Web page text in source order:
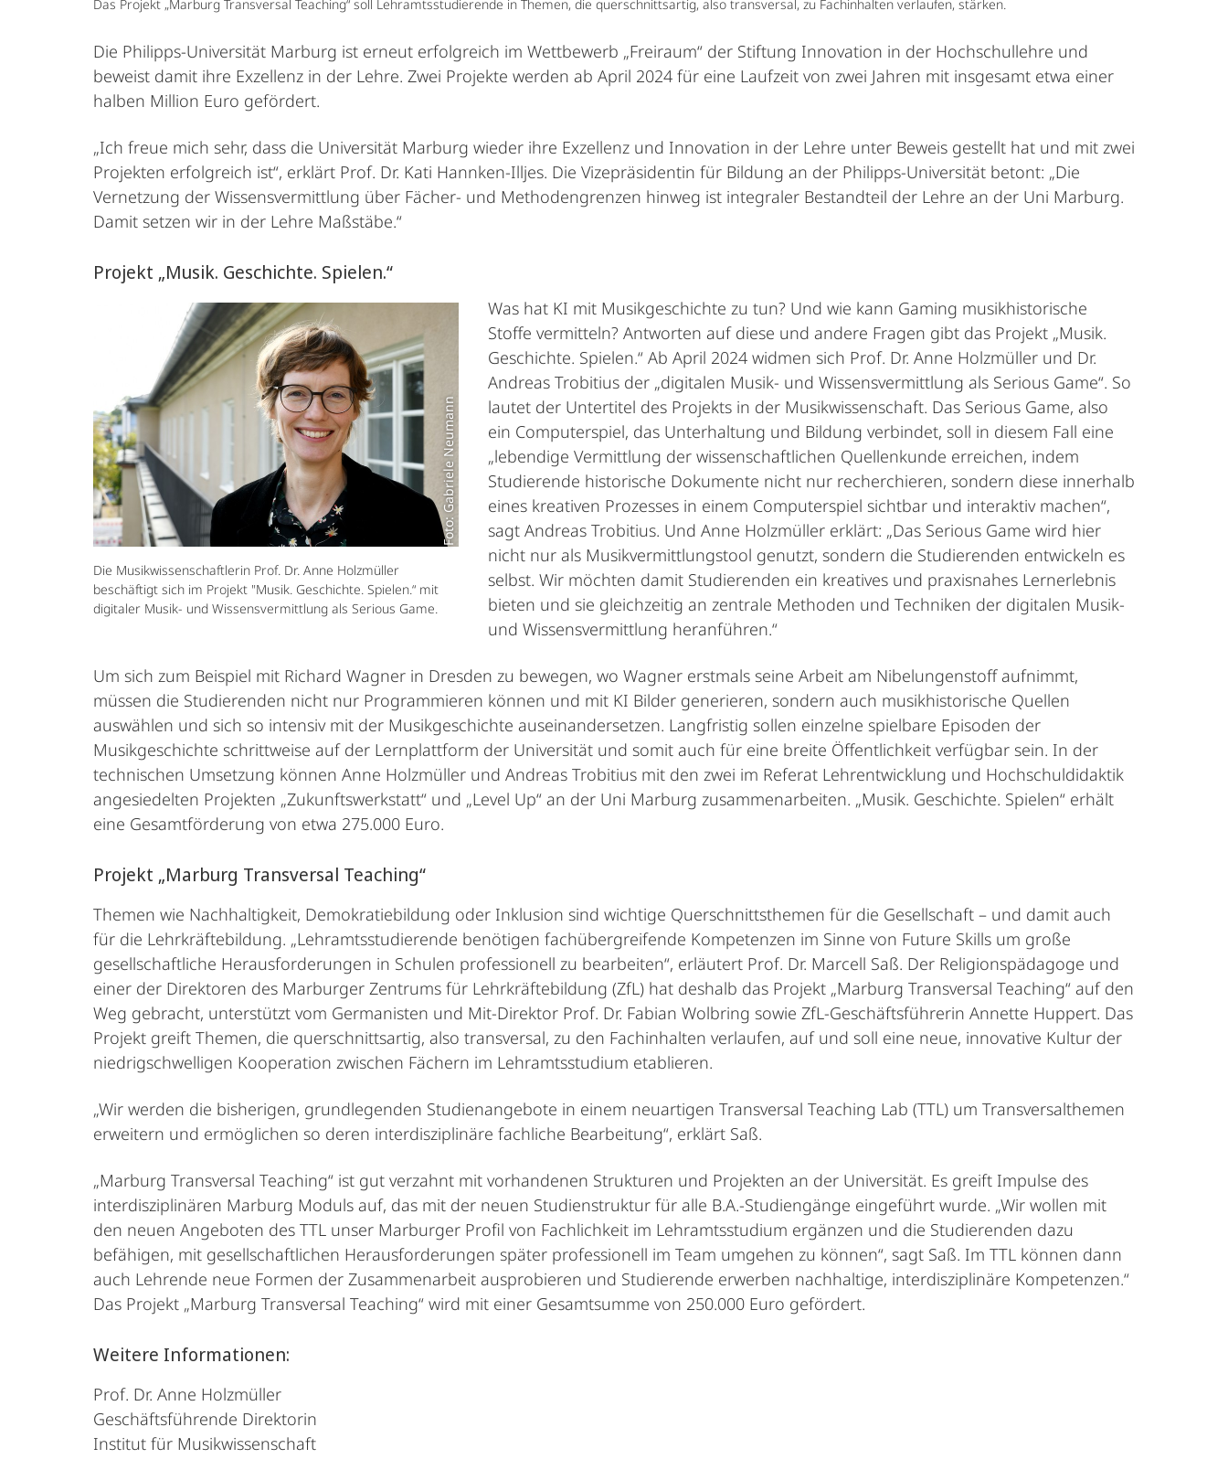
Das Projekt „Marburg Transversal Teaching“ soll Lehramtsstudierende in Themen, die querschnittsartig, also transversal, zu Fachinhalten verlaufen, stärken.
Die Philipps-Universität Marburg ist erneut erfolgreich im Wettbewerb „Freiraum“ der Stiftung Innovation in der Hochschullehre und
beweist damit ihre Exzellenz in der Lehre. Zwei Projekte werden ab April 2024 für eine Laufzeit von zwei Jahren mit insgesamt etwa einer
halben Million Euro gefördert.
„Ich freue mich sehr, dass die Universität Marburg wieder ihre Exzellenz und Innovation in der Lehre unter Beweis gestellt hat und mit zwei
Projekten erfolgreich ist“, erklärt Prof. Dr. Kati Hannken-Illjes. Die Vizepräsidentin für Bildung an der Philipps-Universität betont: „Die
Vernetzung der Wissensvermittlung über Fächer- und Methodengrenzen hinweg ist integraler Bestandteil der Lehre an der Uni Marburg.
Damit setzen wir in der Lehre Maßstäbe.“
Projekt „Musik. Geschichte. Spielen.“
Foto: Gabriele Neumann
Die Musikwissenschaftlerin Prof. Dr. Anne Holzmüller
beschäftigt sich im Projekt "Musik. Geschichte. Spielen.“ mit
digitaler Musik- und Wissensvermittlung als Serious Game.
Was hat KI mit Musikgeschichte zu tun? Und wie kann Gaming musikhistorische
Stoffe vermitteln? Antworten auf diese und andere Fragen gibt das Projekt „Musik.
Geschichte. Spielen.“ Ab April 2024 widmen sich Prof. Dr. Anne Holzmüller und Dr.
Andreas Trobitius der „digitalen Musik- und Wissensvermittlung als Serious Game“. So
lautet der Untertitel des Projekts in der Musikwissenschaft. Das Serious Game, also
ein Computerspiel, das Unterhaltung und Bildung verbindet, soll in diesem Fall eine
„lebendige Vermittlung der wissenschaftlichen Quellenkunde erreichen, indem
Studierende historische Dokumente nicht nur recherchieren, sondern diese innerhalb
eines kreativen Prozesses in einem Computerspiel sichtbar und interaktiv machen“,
sagt Andreas Trobitius. Und Anne Holzmüller erklärt: „Das Serious Game wird hier
nicht nur als Musikvermittlungstool genutzt, sondern die Studierenden entwickeln es
selbst. Wir möchten damit Studierenden ein kreatives und praxisnahes Lernerlebnis
bieten und sie gleichzeitig an zentrale Methoden und Techniken der digitalen Musik-
und Wissensvermittlung heranführen.“
Um sich zum Beispiel mit Richard Wagner in Dresden zu bewegen, wo Wagner erstmals seine Arbeit am Nibelungenstoff aufnimmt,
müssen die Studierenden nicht nur Programmieren können und mit KI Bilder generieren, sondern auch musikhistorische Quellen
auswählen und sich so intensiv mit der Musikgeschichte auseinandersetzen. Langfristig sollen einzelne spielbare Episoden der
Musikgeschichte schrittweise auf der Lernplattform der Universität und somit auch für eine breite Öffentlichkeit verfügbar sein. In der
technischen Umsetzung können Anne Holzmüller und Andreas Trobitius mit den zwei im Referat Lehrentwicklung und Hochschuldidaktik
angesiedelten Projekten „Zukunftswerkstatt“ und „Level Up“ an der Uni Marburg zusammenarbeiten. „Musik. Geschichte. Spielen“ erhält
eine Gesamtförderung von etwa 275.000 Euro.
Projekt „Marburg Transversal Teaching“
Themen wie Nachhaltigkeit, Demokratiebildung oder Inklusion sind wichtige Querschnittsthemen für die Gesellschaft – und damit auch
für die Lehrkräftebildung. „Lehramtsstudierende benötigen fachübergreifende Kompetenzen im Sinne von Future Skills um große
gesellschaftliche Herausforderungen in Schulen professionell zu bearbeiten“, erläutert Prof. Dr. Marcell Saß. Der Religionspädagoge und
einer der Direktoren des Marburger Zentrums für Lehrkräftebildung (ZfL) hat deshalb das Projekt „Marburg Transversal Teaching“ auf den
Weg gebracht, unterstützt vom Germanisten und Mit-Direktor Prof. Dr. Fabian Wolbring sowie ZfL-Geschäftsführerin Annette Huppert. Das
Projekt greift Themen, die querschnittsartig, also transversal, zu den Fachinhalten verlaufen, auf und soll eine neue, innovative Kultur der
niedrigschwelligen Kooperation zwischen Fächern im Lehramtsstudium etablieren.
„Wir werden die bisherigen, grundlegenden Studienangebote in einem neuartigen Transversal Teaching Lab (TTL) um Transversalthemen
erweitern und ermöglichen so deren interdisziplinäre fachliche Bearbeitung“, erklärt Saß.
„Marburg Transversal Teaching“ ist gut verzahnt mit vorhandenen Strukturen und Projekten an der Universität. Es greift Impulse des
interdisziplinären Marburg Moduls auf, das mit der neuen Studienstruktur für alle B.A.-Studiengänge eingeführt wurde. „Wir wollen mit
den neuen Angeboten des TTL unser Marburger Profil von Fachlichkeit im Lehramtsstudium ergänzen und die Studierenden dazu
befähigen, mit gesellschaftlichen Herausforderungen später professionell im Team umgehen zu können“, sagt Saß. Im TTL können dann
auch Lehrende neue Formen der Zusammenarbeit ausprobieren und Studierende erwerben nachhaltige, interdisziplinäre Kompetenzen.“
Das Projekt „Marburg Transversal Teaching“ wird mit einer Gesamtsumme von 250.000 Euro gefördert.
Weitere Informationen:
Prof. Dr. Anne Holzmüller
Geschäftsführende Direktorin
Institut für Musikwissenschaft